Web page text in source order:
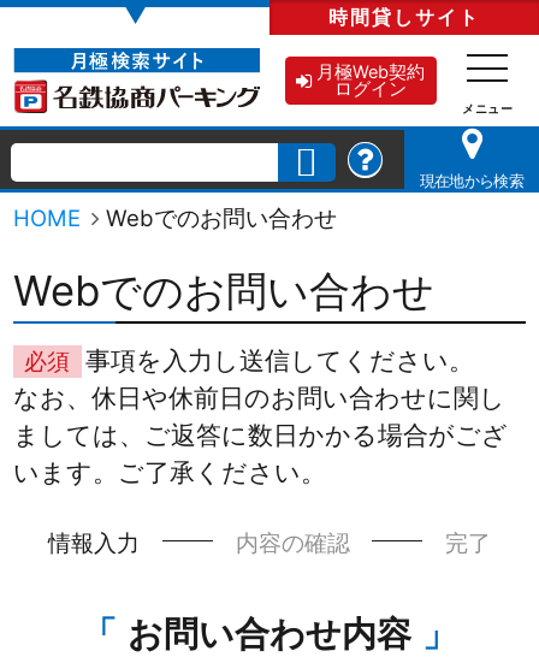
▼ 時間貸しサイト
月極Web契約
ログイン
現在地から検索
HOME Webでのお問い合わせ
Webでのお問い合わせ
必須 事項を入力し送信してください。
なお、休日や休前日のお問い合わせに関し
ましては、ご返答に数日かかる場合がござ
います。ご了承ください。
情報入力 内容の確認 完了
お問い合わせ内容